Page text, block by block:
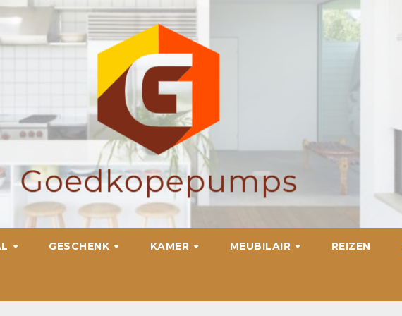
GESCHENK KAMER MEUBILAIR REIZEN